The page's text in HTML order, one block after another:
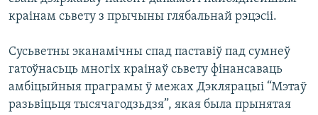
краінам сьвету з прычыны глябальнай рэцэсіі.
Сусьветны эканамічны спад паставіў пад сумнеў
гатоўнасьць многіх краінаў сьвету фінансаваць
амбіцыйныя праграмы ў межах Дэклярацыі “Мэтаў
разьвіцьця тысячагодзьдзя”, якая была прынятая